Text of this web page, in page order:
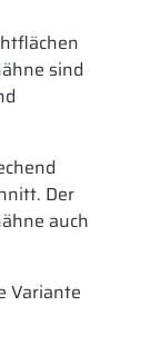
sind
Der
auch
Variante